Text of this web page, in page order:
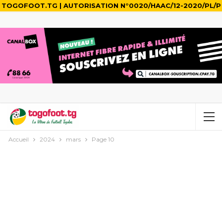
TOGOFOOT.TG | AUTORISATION N°0020/HAAC/12-2020/PL/P
Accueil 2024 mars Page 10